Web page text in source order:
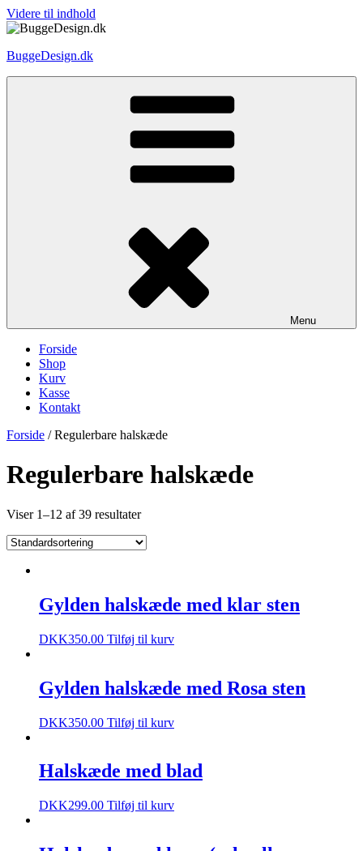
Videre til indhold
BuggeDesign.dk
Menu
Forside
Shop
Kurv
Kasse
Kontakt
Forside / Regulerbare halskæde
Regulerbare halskæde
Viser 1–12 af 39 resultater
Gylden halskæde med klar sten
DKK350.00 Tilføj til kurv
Gylden halskæde med Rosa sten
DKK350.00 Tilføj til kurv
Halskæde med blad
DKK299.00 Tilføj til kurv